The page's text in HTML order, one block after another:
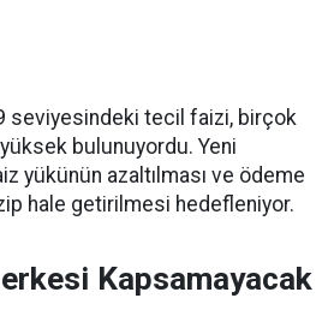
seviyesindeki tecil faizi, birçok
bulunuyordu. Yeni
yükünün azaltılması ve ödeme
hale getirilmesi hedefleniyor.
Kapsamayacak